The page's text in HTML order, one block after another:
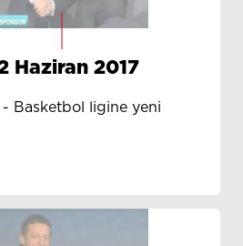
Haziran 2017
- Basketbol ligine yeni